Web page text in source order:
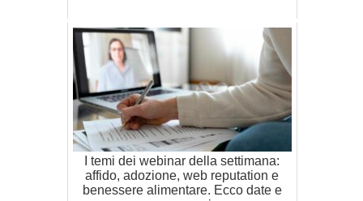
I temi dei webinar della settimana:
affido, adozione, web reputation e
benessere alimentare. Ecco date e